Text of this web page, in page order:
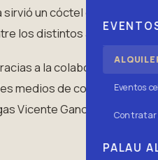
Eventos
Contratar
PALAU
sirvió un cóctel que
los distintos actores del
a la colaboración de
medios de
Vicente Gandía, Coca